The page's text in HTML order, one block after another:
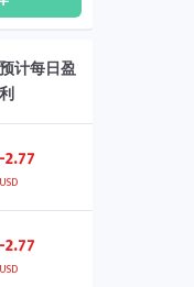
预计每日盈
利
-2.77
USD
-2.77
USD